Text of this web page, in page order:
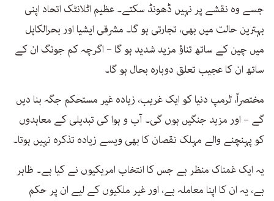
جسے وہ نقشے پر نہیں ڈھونڈ سکتے۔ عظیم اٹلانٹک اتحاد اپنی
بہترین حالت میں بھی، تجارتی ہو گا۔ مشرقی ایشیا اور بحرالکاہل
میں چین کے ساتھ تناؤ مزید شدید ہو گا – اگرچہ کم جونگ ان کے
ساتھ ان کا عجیب تعلق دوبارہ بحال ہو گا۔
مختصراً، ٹرمپ دنیا کو ایک غریب، زیادہ غیر مستحکم جگہ بنا دیں
گے – اور مزید جنگیں ہوں گی۔ آب و ہوا کی تبدیلی کے معاہدوں
کو پہنچنے والے مہلک نقصان کا بھی ویسے زیادہ تذکرہ نہیں ہوتا۔
یہ ایک غمناک منظر ہے جس کا انتخاب امریکیوں نے کیا ہے۔ ظاہر
ہے، یہ ان کا اپنا معاملہ ہے، اور غیر ملکیوں کے لیے ان پر حکم